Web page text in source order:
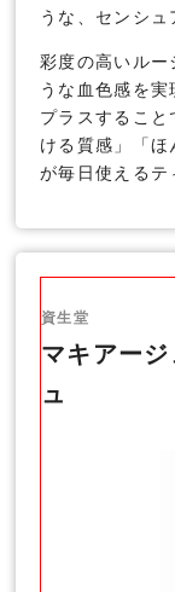
うな、センシュ
彩度の高いルー
うな血色感を
プラスするこ
ける質感」「ほ
が毎日使えるテ
資生堂
マキアー
ュ